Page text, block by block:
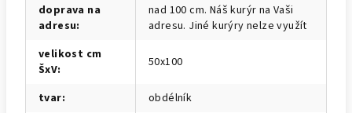
doprava na
adresu:
nad 100 cm. Náš kurýr na Vaši
adresu. Jiné kurýry nelze využít
velikost cm
ŠxV: 50x100
tvar:
obdélník